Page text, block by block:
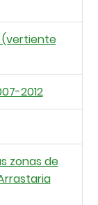
(vertiente
2012
zonas de